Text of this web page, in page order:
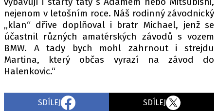
nejenom v letošním roce. Náš rodinný závodnický
„klan“ dříve doplňoval i bratr Michael, jenž se
účastnil různých amatérských závodů s vozem
BMW. A tady bych mohl zahrnout i strejdu
Martina, který občas vyrazí na závod do
Halenkovic.“
SDÍLEJ SDÍLEJ